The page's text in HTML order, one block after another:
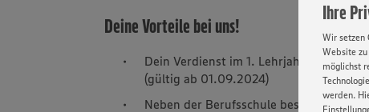
Ihre
Wir setzen
Website
möglichst
werden.
Deine Vorteile bei uns!
Dein Verdienst im 1. Lehrjahr: 1200,-
(gültig ab 01.09.2024)
Neben der Berufsschule besuchst Du